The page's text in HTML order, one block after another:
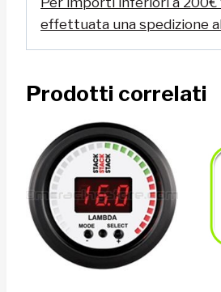
effettuata una spedizione
Prodotti correlati